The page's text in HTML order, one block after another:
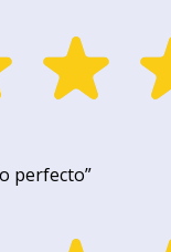
perfecto”